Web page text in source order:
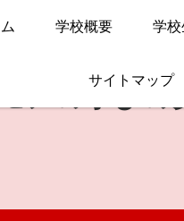
学校概要 学
サイトマップ
ノの学びの